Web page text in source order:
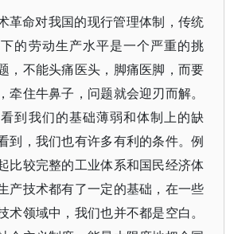
革命对我国的现行管理体制，传统
的劳动生产水平是一个严重的挑
，不能头痛医头，脚痛医脚，而要
牵住牛鼻子，问题就会迎刃而解。
到我们的基础薄弱和体制上的缺
到，我们也有许多有利的条件。例
比较完整的工业体系和国民经济体
产技术都有了一定的基础，在一些
术领域中，我们也并不都是空白。